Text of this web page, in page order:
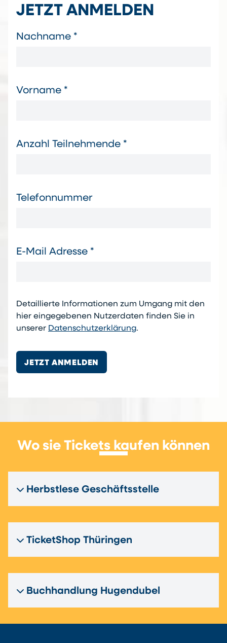
JETZT ANMELDEN
Nachname *
Vorname *
Anzahl Teilnehmende *
Telefonnummer
E-Mail Adresse *
Detaillierte Informationen zum Umgang mit den
hier eingegebenen Nutzerdaten finden Sie in
unserer Datenschutzerklärung.
JETZT ANMELDEN
Wo sie Tickets kaufen können
Herbstlese Geschäftsstelle
TicketShop Thüringen
Buchhandlung Hugendubel